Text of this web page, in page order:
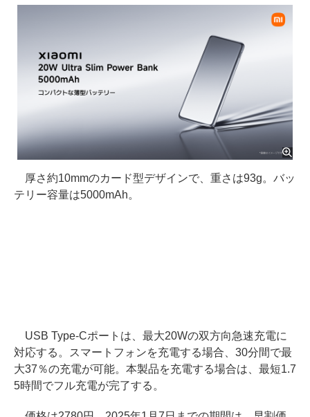
厚さ約10mmのカード型デザインで、重さは93g。バッ
テリー容量は5000mAh。
USB Type-Cポートは、最大20Wの双方向急速充電に
対応する。スマートフォンを充電する場合、30分間で最
大37％の充電が可能。本製品を充電する場合は、最短1.7
5時間でフル充電が完了する。